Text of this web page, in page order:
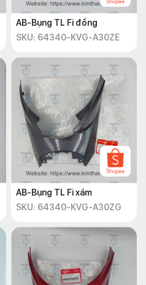
AB-Bụng TL Fi đồng
SKU: 64340-KVG-A30ZE
AB-Bụng TL Fi xám
SKU: 64340-KVG-A30ZG